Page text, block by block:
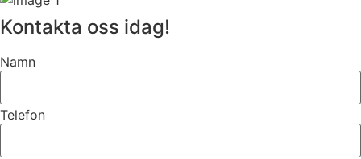
Kontakta oss idag!
Namn
Telefon